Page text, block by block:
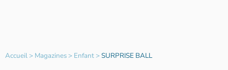
Accueil> Magazines> Enfant>SURPRISE BALL